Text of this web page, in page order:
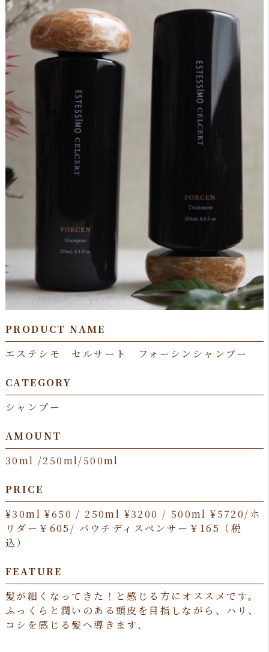
PRODUCT NAME
エステシモ セルサート フォーシンシャンプー
CATEGORY
シャンプー
AMOUNT
30ml /250ml/500ml
PRICE
¥30ml ¥650 / 250ml ¥3200 / 500ml ¥5720/ホ
リダー￥605/ パウチディスペンサー￥165（税
込）
FEATURE
髪が細くなってきた！と感じる方にオススメです。
ふっくらと潤いのある頭皮を目指しながら、ハリ、
コシを感じる髪へ導きます、